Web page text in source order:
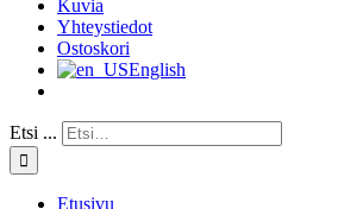
Kuvia
Yhteystiedot
Ostoskori
English
Etsi ...
Etusivu